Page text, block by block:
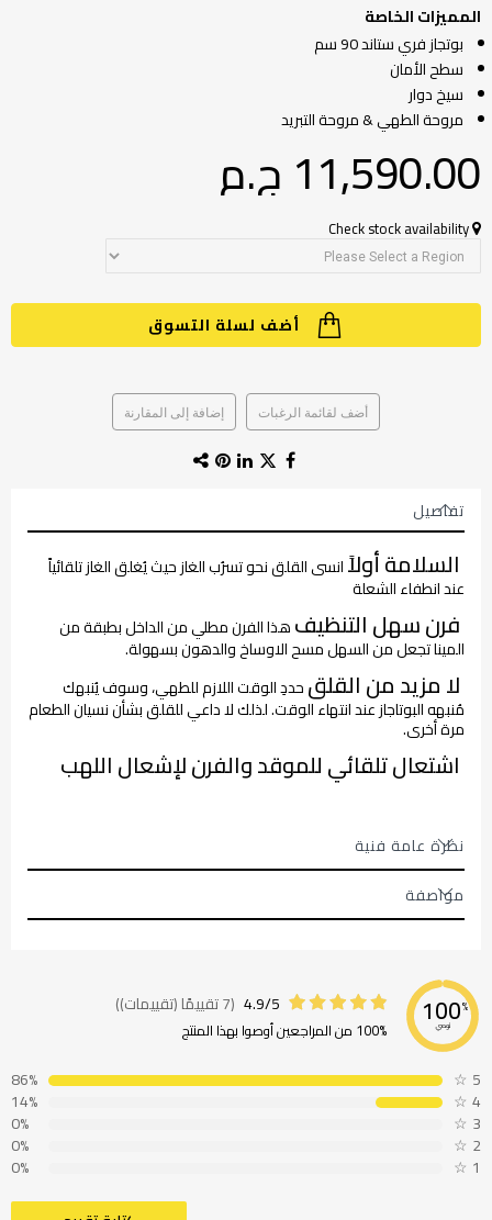
المميزات الخاصة
بوتجاز فري ستاند 90 سم
سطح الأمان
سيخ دوار
مروحة الطهي & مروحة التبريد
11,590.00 ج.م‏
Check stock availability
أضف لسلة التسوق
أضف لقائمة الرغبات إضافة إلى المقارنة
تفاصيل
السلامة أولاًانسى القلق نحو تسرُب الغاز حيث يُغلق الغاز تلقائياً
عند انطفاء الشعلة
فرن سهل التنظيفهذا الفرن مطلي من الداخل بطبقة من
المينا تجعل من السهل مسح الاوساخ والدهون بسهولة.
لا مزيد من القلقحددِ الوقت اللازم للطهي، وسوف يُنبهك
مُنبهه البوتاجاز عند انتهاء الوقت. لذلك لا داعي للقلق بشأن نسيان الطعام
مرة أخرى.
اشتعال تلقائي للموقد والفرن لإشعال اللهب
نظرة عامة فنية
مواصفة
100%
نوصي
4.9/5 (7 تقييمًا (تقييمات))
100% من المراجعين أوصوا بهذا المنتج
5
☆
86%
4
☆
14%
3
☆
0%
2
☆
0%
1
☆
0%